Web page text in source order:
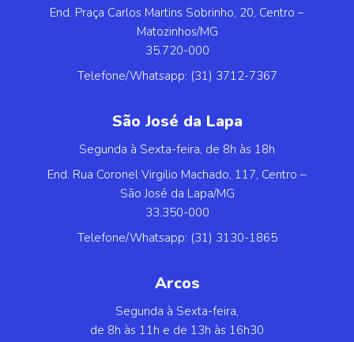
End. Praça Carlos Martins Sobrinho, 20, Centro –
Matozinhos/MG
35.720-000
Telefone/Whatsapp: (31) 3712-7367
São José da Lapa
Segunda à Sexta-feira, de 8h às 18h
End. Rua Coronel Virgilio Machado, 117, Centro –
São José da Lapa/MG
33.350-000
Telefone/Whatsapp: (31) 3130-1865
Arcos
Segunda à Sexta-feira,
de 8h às 11h e de 13h às 16h30